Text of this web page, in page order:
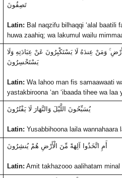
تَصِفُونَ
Latin: Bal naqzifu bilhaqqi ‘alal baatili
huwa zaahiq; wa lakumul wailu
وَمَنْ عِندَهُ لَا يَسْتَكْبِرُونَ عَنْ عِبَادَتِهِ وَلَا
يَسْتَحْسِرُونَ
Latin: Wa lahoo man fis samaawaati
yastakbiroona ‘an ‘ibaada tihee wa laa
يُسَبِّحُونَ اللَّيْلَ وَالنَّهَارَ لَا يَفْتُرُونَ
Latin: Yusabbihoona laila wannahaara
أَمِ اتَّخَذُوا آلِهَةً مِّنَ الْأَرْضِ هُمْ يُنشِرُونَ
Latin: Amit takhazooo aalihatam minal